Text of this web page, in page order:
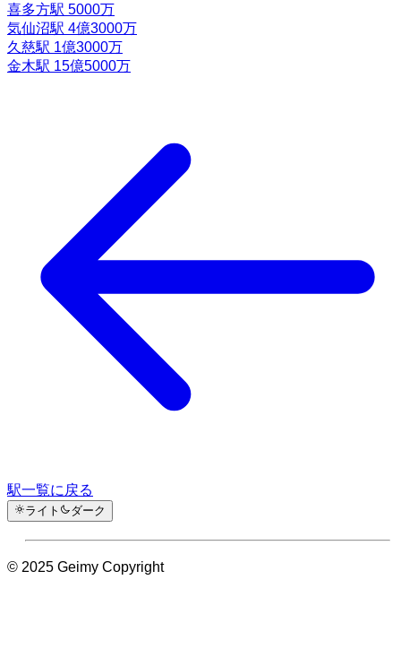
喜多方駅 5000万
気仙沼駅 4億3000万
久慈駅 1億3000万
金木駅 15億5000万
駅一覧に戻る
ライト ダーク
© 2025 Geimy Copyright